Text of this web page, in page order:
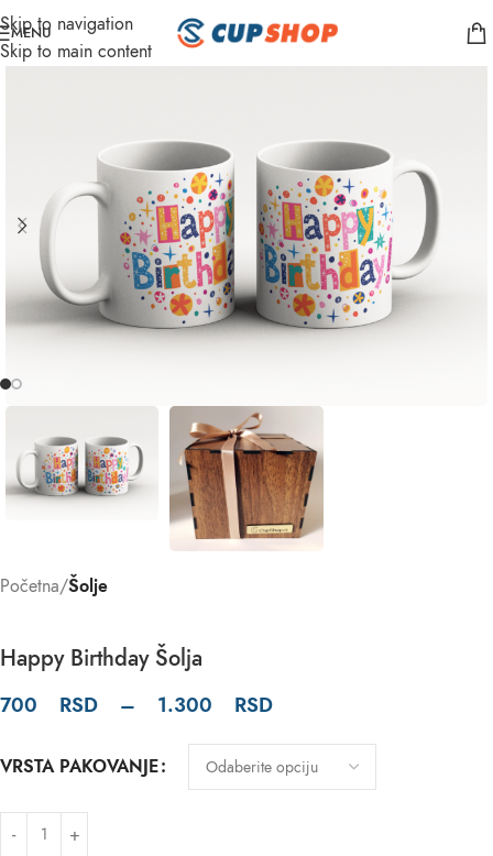
Skip to navigation
Skip to main content
MENU
Početna Šolje
Happy Birthday Šolja
700 RSD – 1.300 RSD
VRSTA PAKOVANJE